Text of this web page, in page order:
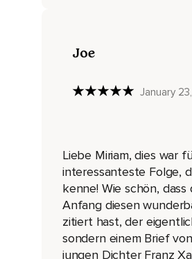
Dass ich vor zwei Tagen oder
Über die Geduld.
Und es passt irgendwie so krass
Und ich habe einfach nur gedacht,
What,
Ich finde das so lustig,
Joe
January
Liebe Miriam, dies war
interessanteste Folge,
kenne! Wie schön,
Anfang diesen
zitiert hast, der
sondern einem Brief
jungen Dichter Franz